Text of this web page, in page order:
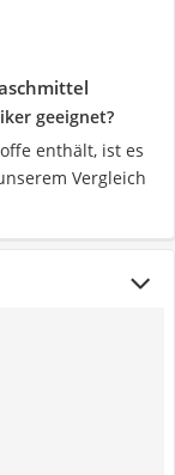
geeignet?
enthält, ist es
Vergleich